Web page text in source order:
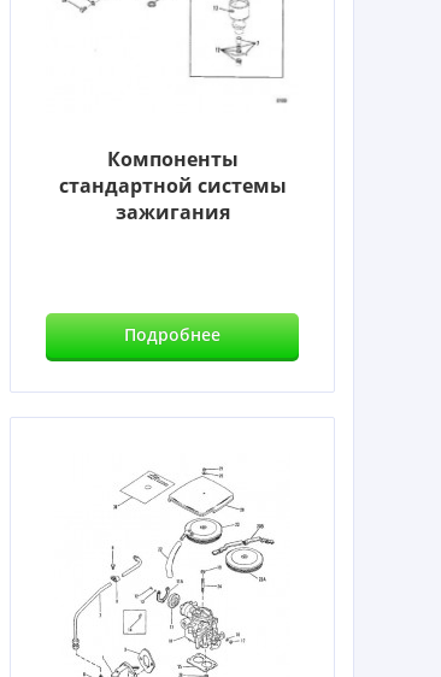
Компоненты
стандартной системы
зажигания
Подробнее